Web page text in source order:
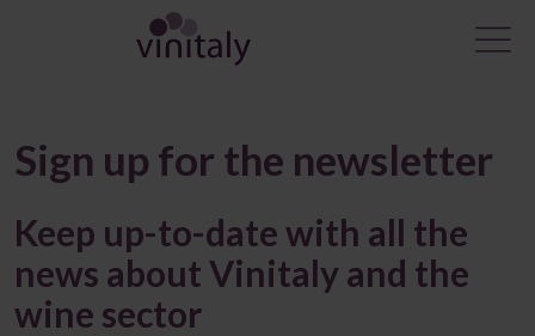
Sign up for the newsletter
Keep up-to-date with all the
news about Vinitaly and the
wine sector